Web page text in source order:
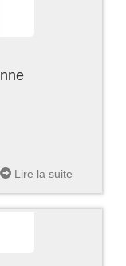
Lire la suite